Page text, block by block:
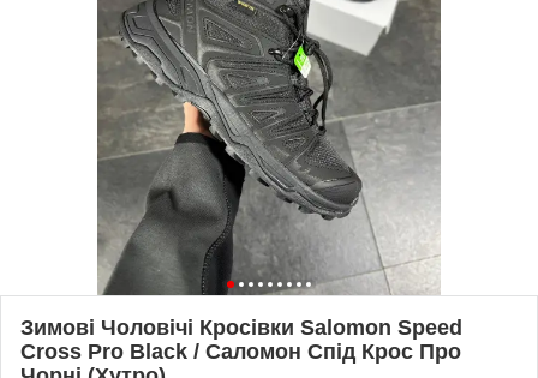
Зимові Чоловічі Кросівки Salomon Speed
Cross Pro Black / Саломон Спід Крос Про